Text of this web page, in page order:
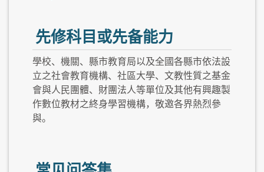
先修科目或先备能力
學校、機關、縣市教育局以及全國各縣市依法設
立之社會教育機構、社區大學、文教性質之基金
會與人民團體、財團法人等單位及其他有興趣製
作數位教材之終身學習機構，敬邀各界熱烈參
與。